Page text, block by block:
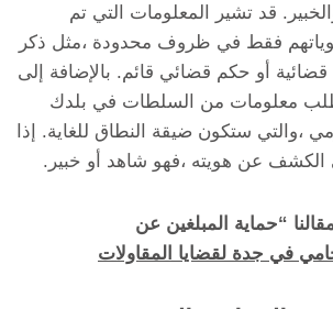
قد تشير المعلومات التي تم
فقط في ظروف محدودة ،مثل ذكر
أو حكم قضائي قائم. بالإضافة إلى
معلومات من السلطات في بلدك
،والتي ستكون ضيقة النطاق للغاية. إذا
عن هويته ،فهو شاهد أو خبير.
“حماية المبلغين عن
في جدة لقضايا المقاولات